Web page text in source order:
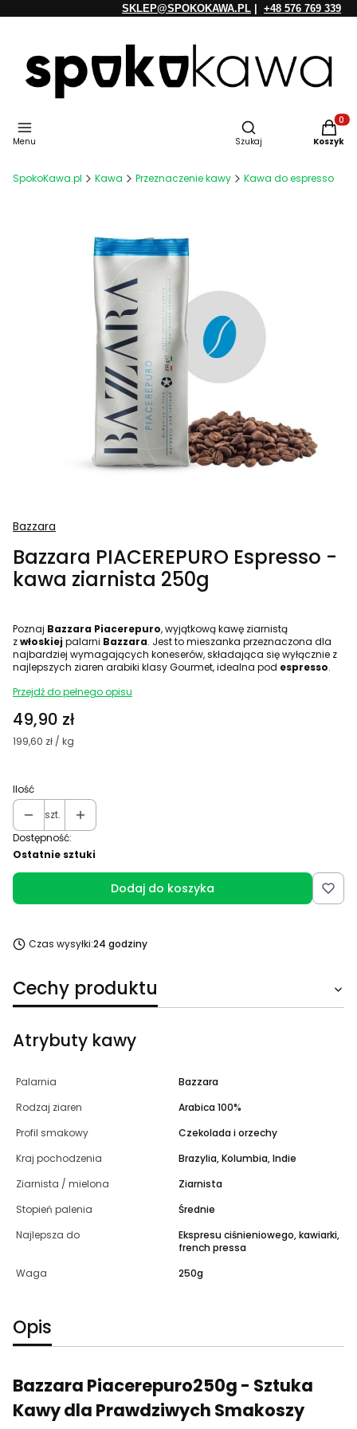
SKLEP@SPOKOKAWA.PL +48 576 769 339
Menu
Otwórz wyszukiwarkę
Szukaj Koszyk
SpokoKawa.pl Kawa Przeznaczenie kawy Kawa do espresso
Bazzara
Bazzara PIACEREPURO Espresso -
kawa ziarnista 250g
Poznaj Bazzara Piacerepuro, wyjątkową kawę ziarnistą
zwłoskiej palarni Bazzara. Jest to mieszanka przeznaczona dla
najbardziej wymagających koneserów, składająca się wyłącznie z
najlepszych ziaren arabiki klasy Gourmet, idealna pod espresso.
Przejdź do pełnego opisu
Cena
49,90 zł
199,60 zł / kg
Ilość
szt.
Dostępność:
Ostatnie sztuki
Dodaj do koszyka
Czas wysyłki:24 godziny
Cechy produktu
Atrybuty kawy
Palarnia
Bazzara
Rodzaj ziaren
Arabica 100%
Profil smakowy
Czekolada i orzechy
Kraj pochodzenia
Brazylia, Kolumbia, Indie
Ziarnista / mielona
Ziarnista
Stopień palenia
Średnie
Najlepsza do
Ekspresu ciśnieniowego, kawiarki,
french pressa
Waga
250g
Opis
Bazzara Piacerepuro250g - Sztuka
Kawy dla Prawdziwych Smakoszy